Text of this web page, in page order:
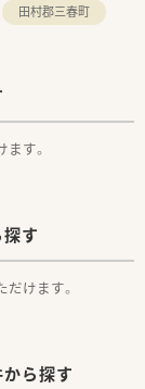
田村郡三春町
す。
す
けます。
ら探す